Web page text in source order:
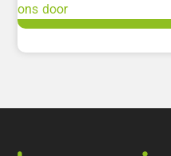
ons door